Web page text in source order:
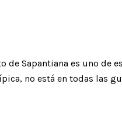
Sapantiana es uno de
no está en todas las